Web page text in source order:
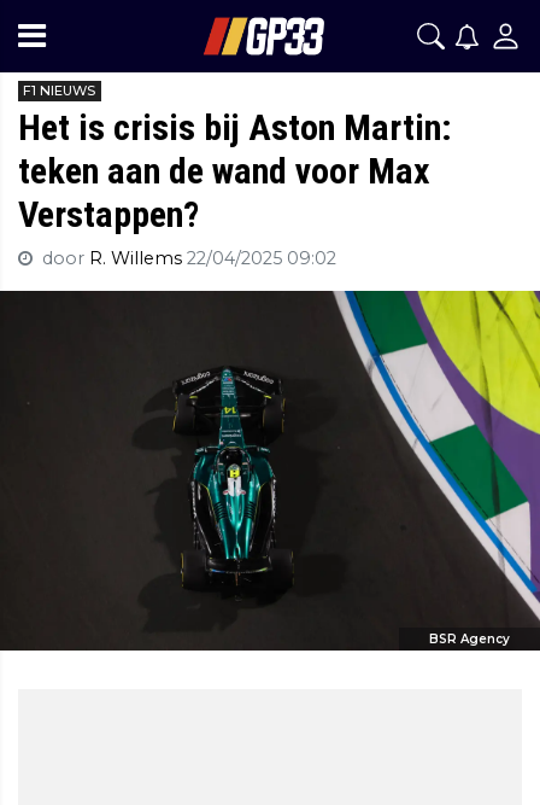
F1 NIEUWS
Het is crisis bij Aston Martin:
teken aan de wand voor Max
Verstappen?
door R. Willems 22/04/2025 09:02
BSR Agency